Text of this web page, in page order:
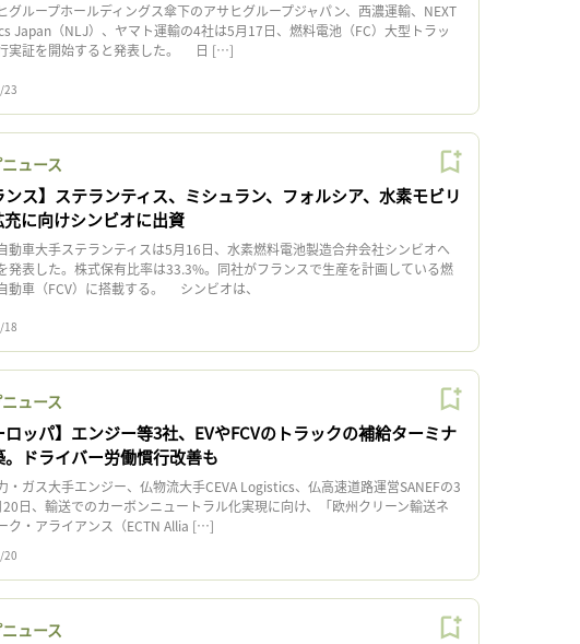
グループホールディングス傘下のアサヒグループジャパン、西濃運輸、NEXT
Japan（NLJ）、ヤマト運輸の4社は5月17日、燃料電池（FC）大型トラッ
実証を開始すると発表した。 日 […]
23
ュース
ンス】ステランティス、ミシュラン、フォルシア、水素モビリ
充に向けシンビオに出資
動車大手ステランティスは5月16日、水素燃料電池製造合弁会社シンビオへ
発表した。株式保有比率は33.3%。同社がフランスで生産を計画している燃
動車（FCV）に搭載する。 シンビオは、
18
ュース
ロッパ】エンジー等3社、EVやFCVのトラックの補給ターミナ
。ドライバー労働慣行改善も
・ガス大手エンジー、仏物流大手CEVA Logistics、仏高速道路運営SANEFの3
日、輸送でのカーボンニュートラル化実現に向け、「欧州クリーン輸送ネ
ク・アライアンス（ECTN Allia […]
20
ュース